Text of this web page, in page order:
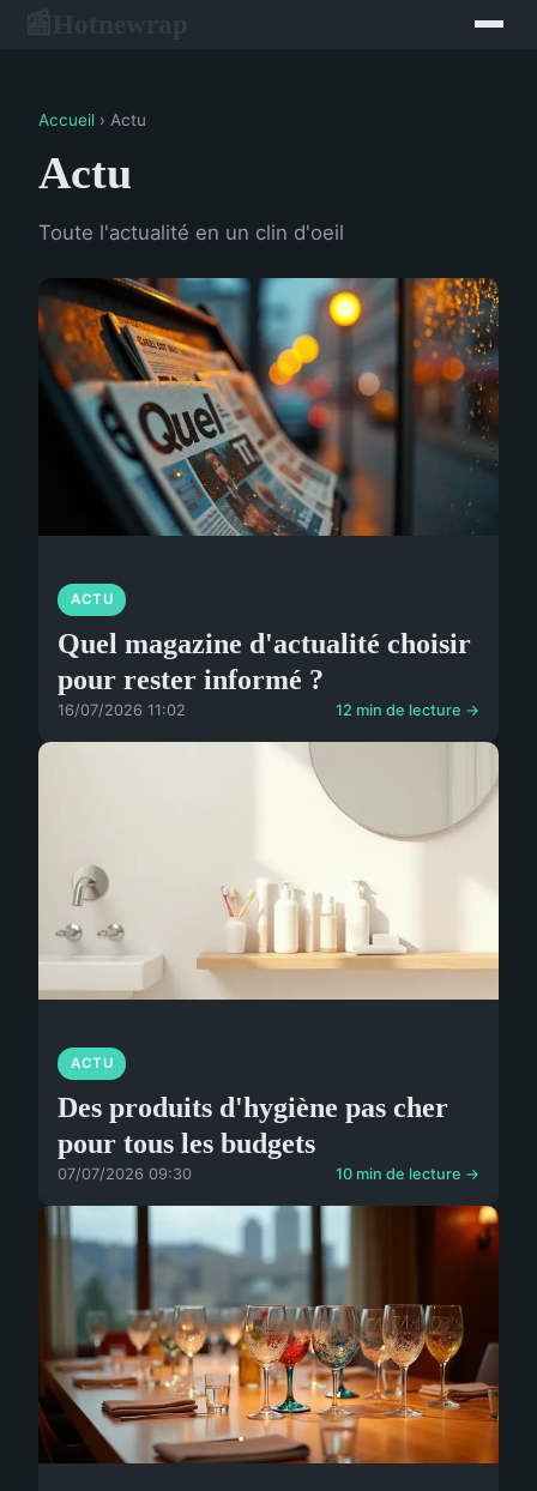
Accueil › Actu
Actu
Toute l'actualité en un clin d'oeil
ACTU
Quel magazine d'actualité choisir
pour rester informé ?
16/07/2026 11:02 12 min de lecture →
ACTU
Des produits d'hygiène pas cher
pour tous les budgets
07/07/2026 09:30 10 min de lecture →